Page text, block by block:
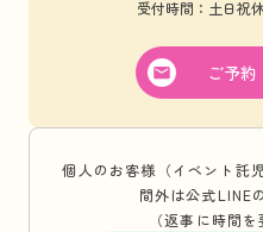
受付時間：土日祝
ご予
個人のお客様（イベント託
間外は公式LINE
（返事に時間